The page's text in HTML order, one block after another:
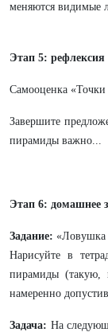
меняются видимые
Этап 5: рефлексия
Самооценка «Точки
Завершите
пирамиды важно...
Этап 6: домашнее
Задание: «Ловушка
Нарисуйте в
пирамиды (такую,
намеренно
Задача: На